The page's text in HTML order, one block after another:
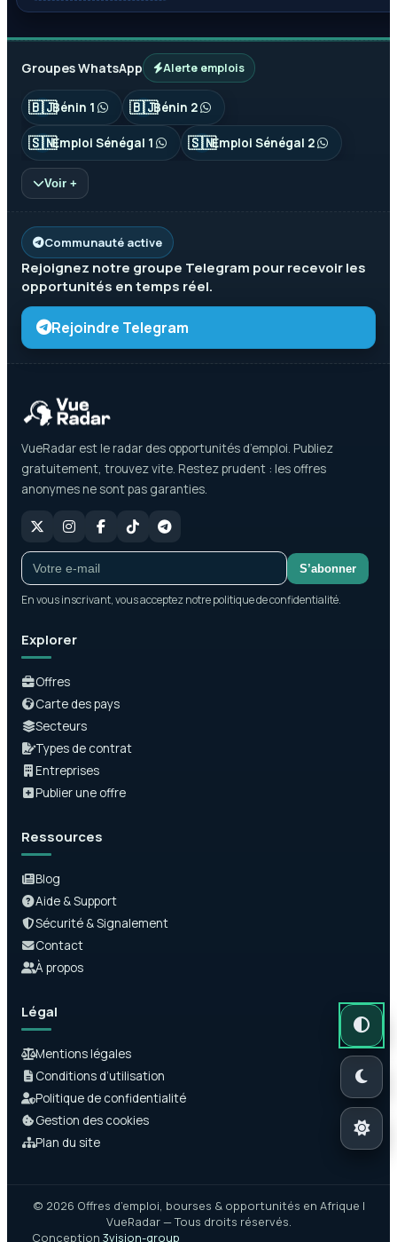
Groupes WhatsApp Alerte emplois
🇧🇯Bénin 1 🇧🇯Bénin 2
🇸🇳Emploi Sénégal 1 🇸🇳Emploi Sénégal 2
Voir +
Communauté active
Rejoignez notre groupe Telegram pour recevoir les
opportunités en temps réel.
Rejoindre Telegram
VueRadar est le radar des opportunités d’emploi. Publiez
gratuitement, trouvez vite. Restez prudent : les offres
anonymes ne sont pas garanties.
S’abonner
En vous inscrivant, vous acceptez notre politique de confidentialité.
Explorer
Offres
Carte des pays
Secteurs
Types de contrat
Entreprises
Publier une offre
Ressources
Blog
Aide & Support
Sécurité & Signalement
Contact
À propos
Légal
Mentions légales
Conditions d’utilisation
Politique de confidentialité
Gestion des cookies
Plan du site
© 2026 Offres d’emploi, bourses & opportunités en Afrique |
VueRadar — Tous droits réservés.
Conception 3vision-group
Mode
Mode
Mode clair